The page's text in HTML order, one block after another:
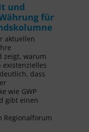
und
für
aktuellen
zeigt, warum
existenzielles
dass
wie GWP
gibt einen
Regionalforum